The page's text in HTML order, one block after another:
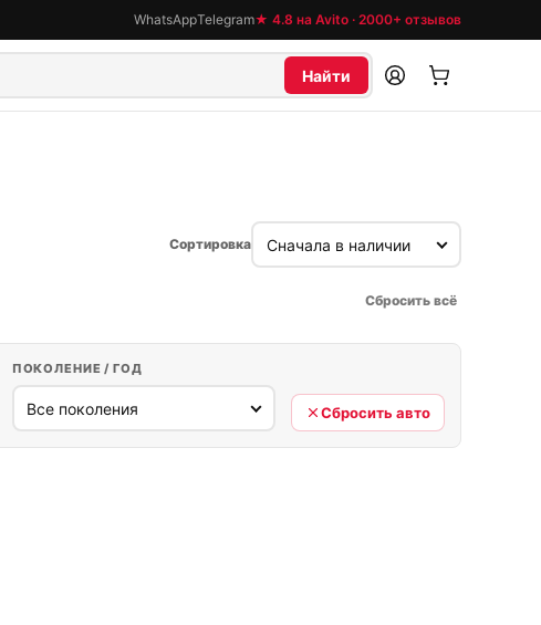
WhatsAppTelegram★ 4.8 на Avito · 2000+ отзывов
Найти
Сортировка
Сбросить всё
ПОКОЛЕНИЕ / ГОД
Сбросить авто